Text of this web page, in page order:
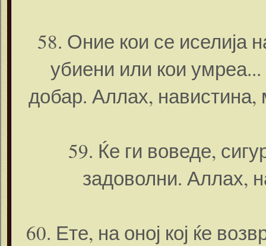
58. Оние кои се иселија
убиени или кои
добар. Аллах, навистина,
59. Ќе ги воведе,
задоволни. Аллах,
60. Ете, на оној кој ќе